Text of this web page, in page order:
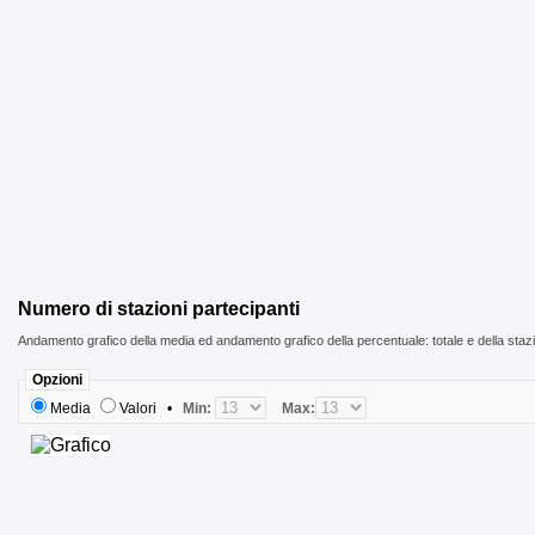
Numero di stazioni partecipanti
Andamento grafico della media ed andamento grafico della percentuale: totale e della
Opzioni
Media
Valori • Min: Max: